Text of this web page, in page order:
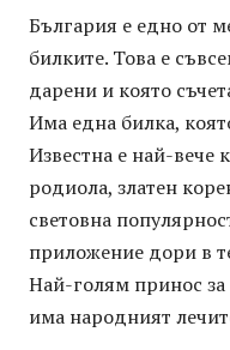
България е едно от
билките. Това е
дарени и която
Има една билка,
Известна е най-вече
родиола, златен
световна
приложение дори в
Най-голям принос за
има народният